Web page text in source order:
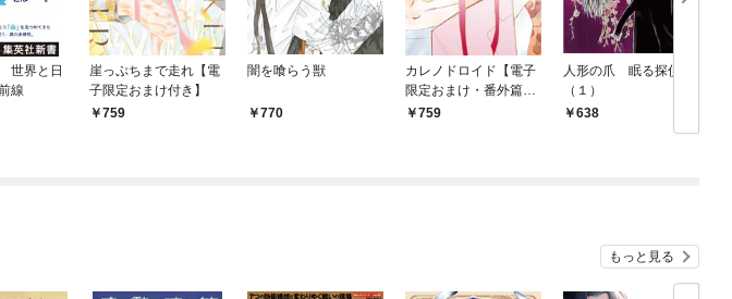
世界と日
線
崖っぷちまで走れ【電
子限定おまけ付き】
759
闇を喰らう獣
770
カレノドロイド【電子
限定おまけ・番外篇付
き】759
人形の爪 眠る探偵
（１）
638
もっと見る